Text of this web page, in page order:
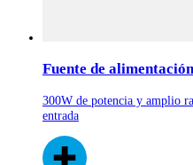
Fuente de
300W de potencia y amplio
entrada